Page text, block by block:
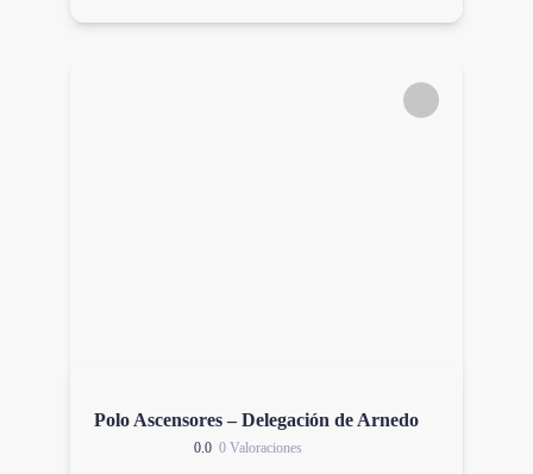
Polo Ascensores – Delegación de Arnedo
0.0 0 Valoraciones